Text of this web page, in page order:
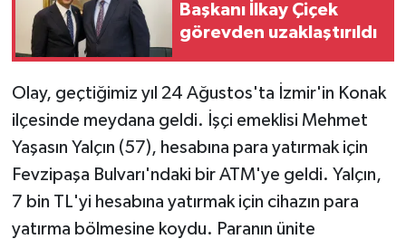
Başkanı İlkay Çiçek
görevden uzaklaştırıldı
Olay, geçtiğimiz yıl 24 Ağustos'ta İzmir'in Konak
ilçesinde meydana geldi. İşçi emeklisi Mehmet
Yaşasın Yalçın (57), hesabına para yatırmak için
Fevzipaşa Bulvarı'ndaki bir ATM'ye geldi. Yalçın,
7 bin TL'yi hesabına yatırmak için cihazın para
yatırma bölmesine koydu. Paranın ünite